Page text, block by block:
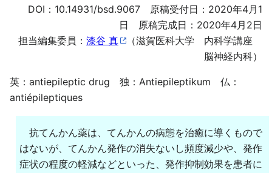
DOI： 10.14931/bsd.9067 原稿受付日：2020年4月1
日 原稿完成日：2020年4月2日
担当編集委員： 漆谷 真
（滋賀医科大学 内科学講座
脳神経内科）
英：antiepileptic drug 独：Antiepileptikum 仏：
antiépileptiques
抗てんかん薬は、てんかんの病態を治癒に導くもので
はないが、てんかん発作の消失ないし頻度減少や、発作
症状の程度の軽減などといった、発作抑制効果を患者に